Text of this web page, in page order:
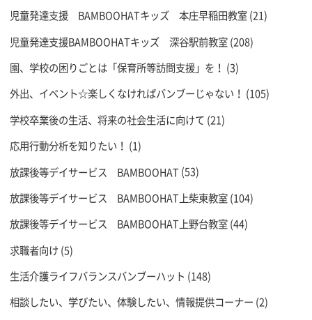
児童発達支援 BAMBOOHATキッズ 本庄早稲田教室(21)
児童発達支援BAMBOOHATキッズ 深谷駅前教室(208)
園、学校の困りごとは「保育所等訪問支援」を！ (3)
外出、イベント☆楽しくなければバンブーじゃない！ (105)
学校卒業後の生活、将来の社会生活に向けて (21)
応用行動分析を知りたい！ (1)
放課後等デイサービス BAMBOOHAT(53)
放課後等デイサービス BAMBOOHAT上柴東教室(104)
放課後等デイサービス BAMBOOHAT上野台教室(44)
求職者向け(5)
生活介護ライフバランスバンブーハット (148)
相談したい、学びたい、体験したい、情報提供コーナー (2)